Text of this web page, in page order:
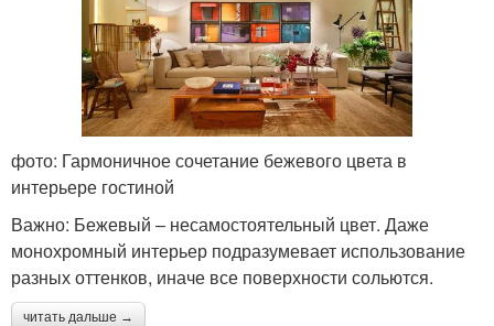
фото: Гармоничное сочетание бежевого цвета в
интерьере гостиной
Важно: Бежевый – несамостоятельный цвет. Даже
монохромный интерьер подразумевает использование
разных оттенков, иначе все поверхности сольются.
читать дальше →